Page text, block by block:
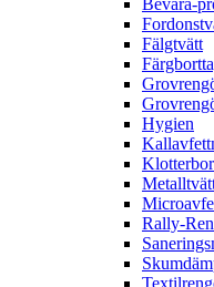
Bevara-
Fälgtvätt
Hygien
Rally-